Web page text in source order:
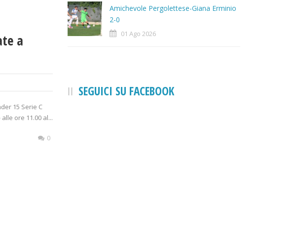
a
15 Serie C
alle ore 11.00 al...
0
Amichevole Pergolettese-Giana Erminio
2-0
01 Ago 2026
SEGUICI SU FACEBOOK